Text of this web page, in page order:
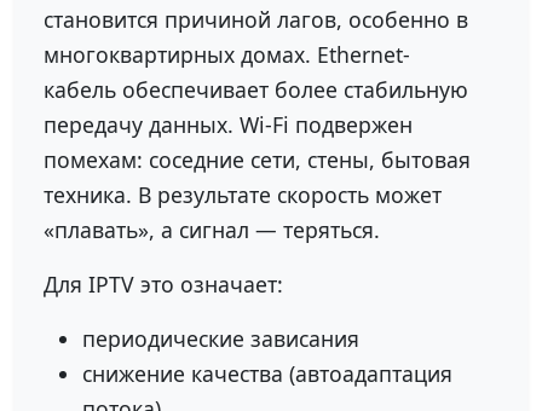
становится причиной лагов, особенно в
многоквартирных домах. Ethernet-
кабель обеспечивает более стабильную
передачу данных. Wi-Fi подвержен
помехам: соседние сети, стены, бытовая
техника. В результате скорость может
«плавать», а сигнал — теряться.
Для IPTV это означает:
периодические зависания
снижение качества (автоадаптация